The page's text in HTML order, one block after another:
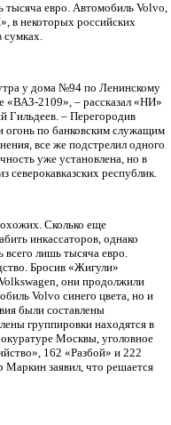
тысяча евро. Автомобиль Volvo,
в некоторых российских
сумках.
у дома №94 по Ленинскому
«ВАЗ-2109», – рассказал «НИ»
Гильдеев. – Перегородив
огонь по банковским служащим
все же подстрелил одного
уже установлена, но в
северокавказских республик.
Сколько еще
инкассаторов, однако
всего лишь тысяча евро.
Бросив «Жигули»
они продолжили
Volvo синего цвета, но и
были составлены
группировки находятся в
Москвы, уголовное
162 «Разбой» и 222
заявил, что решается